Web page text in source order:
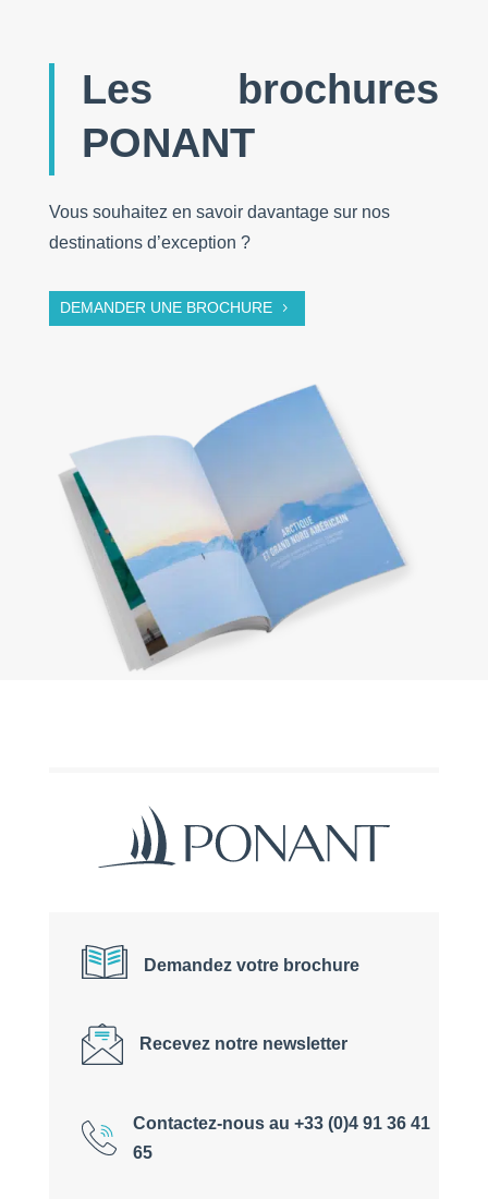
Les brochures
PONANT
Vous souhaitez en savoir davantage sur nos
destinations d’exception ?
DEMANDER UNE BROCHURE
Demandez votre brochure
Recevez notre newsletter
Contactez-nous au +33 (0)4 91 36 41
65